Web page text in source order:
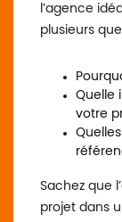
l’agence
plusieurs
Quelle
votre
Sachez que
projet dans